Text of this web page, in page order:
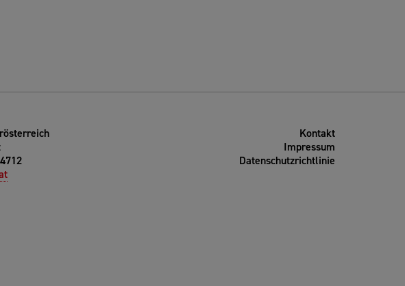
Kontakt
Impressum
Datenschutzrichtlinie